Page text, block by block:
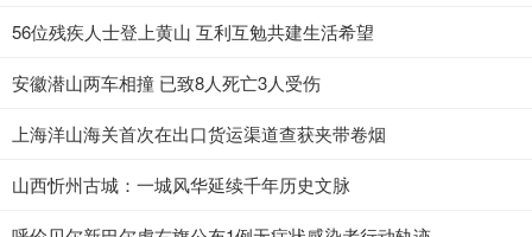
56位残疾人士登上黄山 互利互勉共建生活希望
安徽潜山两车相撞 已致8人死亡3人受伤
上海洋山海关首次在出口货运渠道查获夹带卷烟
山西忻州古城：一城风华延续千年历史文脉